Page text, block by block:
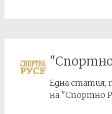
Една статия,
на "Спортно